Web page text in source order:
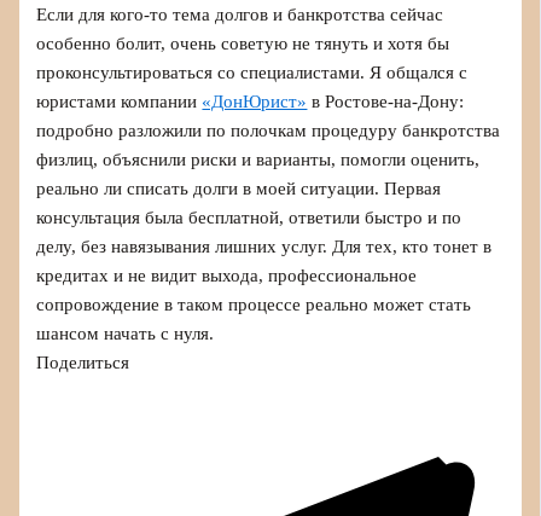
Если для кого-то тема долгов и банкротства сейчас
особенно болит, очень советую не тянуть и хотя бы
проконсультироваться со специалистами. Я общался с
юристами компании «ДонЮрист» в Ростове-на-Дону:
подробно разложили по полочкам процедуру банкротства
физлиц, объяснили риски и варианты, помогли оценить,
реально ли списать долги в моей ситуации. Первая
консультация была бесплатной, ответили быстро и по
делу, без навязывания лишних услуг. Для тех, кто тонет в
кредитах и не видит выхода, профессиональное
сопровождение в таком процессе реально может стать
шансом начать с нуля.
Поделиться